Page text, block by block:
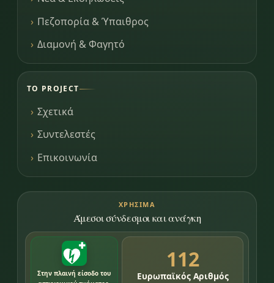
Πεζοπορία & Ύπαιθρος
Διαμονή & Φαγητό
ΤΟ PROJECT
Σχετικά
Συντελεστές
Επικοινωνία
ΧΡΉΣΙΜΑ
Άμεσοι σύνδεσμοι και ανάγκη
Στην πλαινή είσοδο του
112
Ευρωπαϊκός Αριθμός